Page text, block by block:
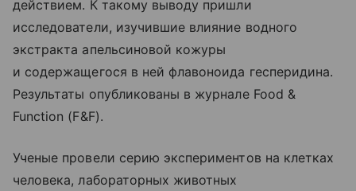
действием. К такому выводу пришли
исследователи, изучившие влияние водного
экстракта апельсиновой кожуры
и содержащегося в ней флавоноида гесперидина.
Результаты опубликованы в журнале Food &
Function (F&F).
Ученые провели серию экспериментов на клетках
человека, лабораторных животных